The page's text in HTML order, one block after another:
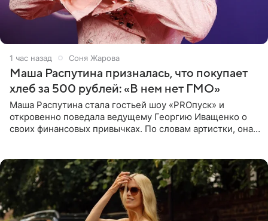
1 час назад Соня Жарова
Маша Распутина призналась, что покупает
хлеб за 500 рублей: «В нем нет ГМО»
Маша Распутина стала гостьей шоу «PROпуск» и
откровенно поведала ведущему Георгию Иващенко о
своих финансовых привычках. По словам артистки, она